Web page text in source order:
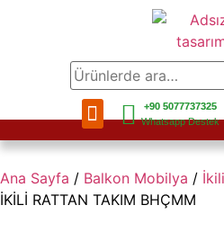
+90 5077737325
Whatsapp Destek
Ana Sayfa / Balkon Mobilya /
İKİLİ RATTAN TAKIM BHÇMM